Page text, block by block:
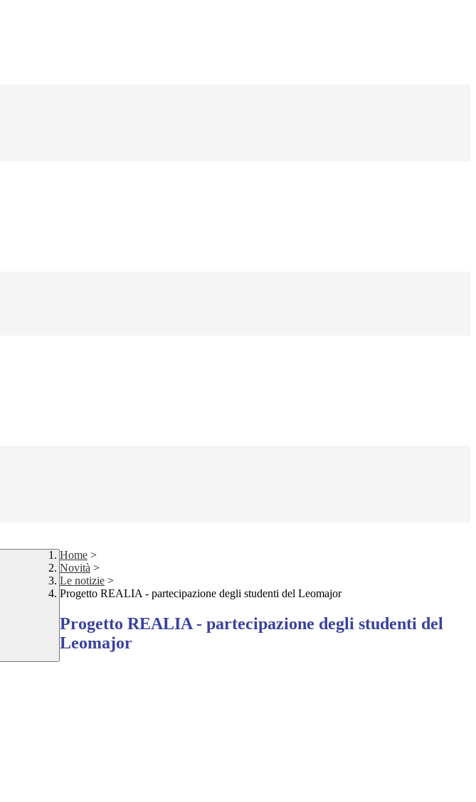
Home >
Novità >
Le notizie >
Progetto REALIA - partecipazione degli studenti del Leomajor
Progetto REALIA - partecipazione degli studenti del
Leomajor